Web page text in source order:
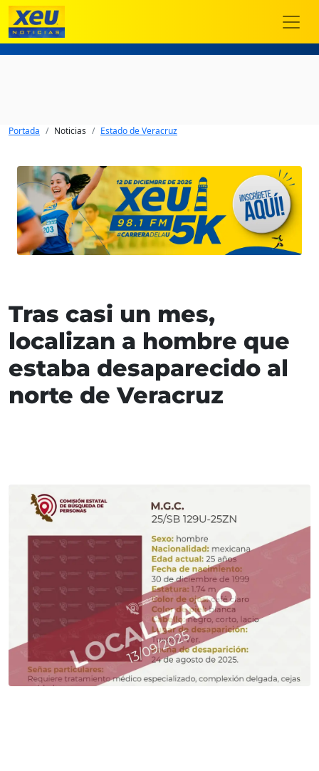
Portada Noticias Estado de Veracruz
Tras casi un mes,
localizan a hombre que
estaba desaparecido al
norte de Veracruz